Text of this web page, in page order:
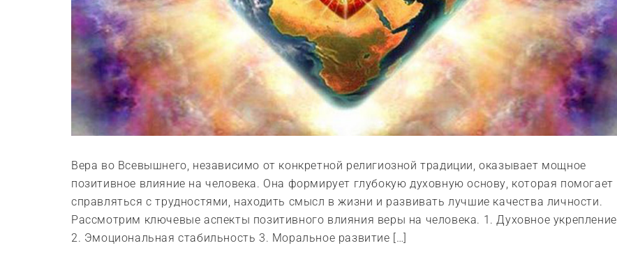
Вера во Всевышнего, независимо от конкретной религиозной традиции, оказывает мощное
позитивное влияние на человека. Она формирует глубокую духовную основу, которая помогает
справляться с трудностями, находить смысл в жизни и развивать лучшие качества личности.
Рассмотрим ключевые аспекты позитивного влияния веры на человека. 1. Духовное укрепление
2. Эмоциональная стабильность 3. Моральное развитие […]